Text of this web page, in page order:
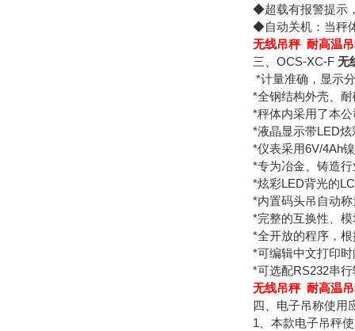
◆超载有报警提示
◆自动关机：当秤
无线吊秤 耐高温
三、OCS-XC-F 无
*计量准确，显示
*全钢结构外壳、
*秤体内采用了本
*液晶显示带LED
*仪表采用6V/4Ah
*专为冶金、铸造
*炫彩LED背光的
*内置码头吊自动
*完整的互换性、
*全开放的程序，
*可编辑中文打印
*可选配RS232串
无线吊秤 耐高温
四、电子吊称使用
1、本款电子吊秤